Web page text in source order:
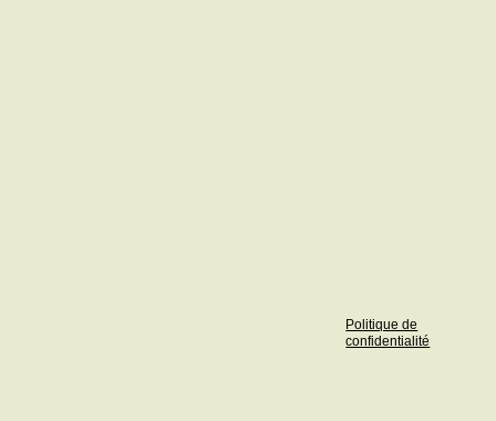
Politique de
confidentialité